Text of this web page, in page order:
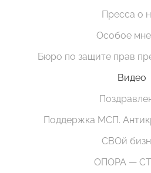
Пресса о
Особое
Бюро по защите прав
Видео
Поддержка МСП.
СВОй
ОПОРА —